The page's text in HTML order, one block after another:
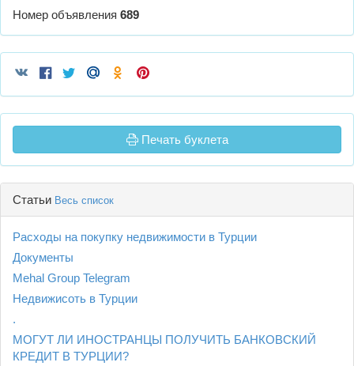
Номер объявления 689
Печать буклета
Статьи Весь список
Расходы на покупку недвижимости в Турции
Документы
Mehal Group Telegram
Недвижисоть в Турции
.
МОГУТ ЛИ ИНОСТРАНЦЫ ПОЛУЧИТЬ БАНКОВСКИЙ
КРЕДИТ В ТУРЦИИ?